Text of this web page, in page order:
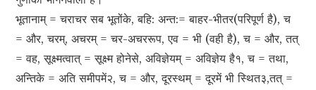
भूतानाम् = चराचर सब भूतोंके, बहि: अन्त:= बाहर-भीतर(परिपूर्ण है), च
= और, चरम्, अचरम् = चर-अचररूप, एव = भी (वही है), च = और, तत्
= वह, सूक्ष्मत्वात् = सूक्ष्म होनेसे, अविज्ञेयम् = अविज्ञेय है१, च = तथा,
अन्तिके = अति समीपमें२, च = और, दूरस्थम् = दूरमें भी स्थित३,तत् =